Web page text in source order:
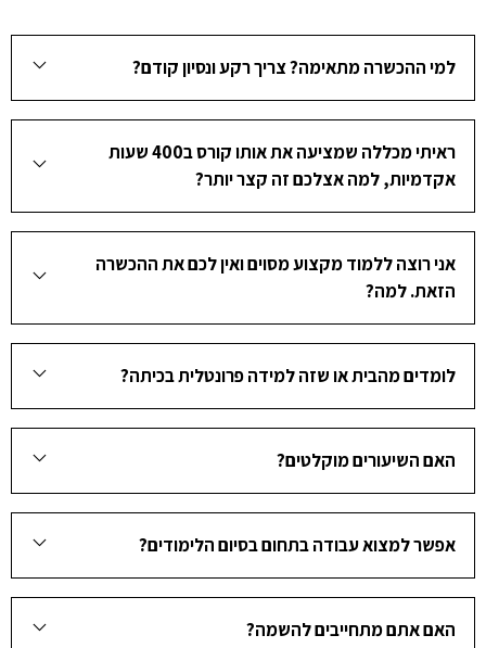
למי ההכשרה מתאימה? צריך רקע ונסיון קודם?
ראיתי מכללה שמציעה את אותו קורס ב400 שעות
אקדמיות, למה אצלכם זה קצר יותר?
אני רוצה ללמוד מקצוע מסוים ואין לכם את ההכשרה
הזאת. למה?
לומדים מהבית או שזה למידה פרונטלית בכיתה?
האם השיעורים מוקלטים?
אפשר למצוא עבודה בתחום בסיום הלימודים?
האם אתם מתחייבים להשמה?